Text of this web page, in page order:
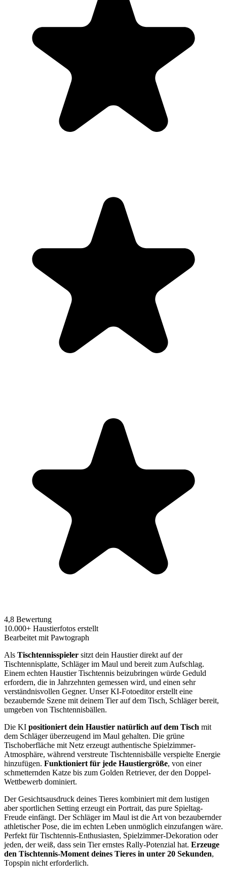
4,8 Bewertung
10.000+ Haustierfotos erstellt
Bearbeitet mit Pawtograph
Als Tischtennisspieler sitzt dein Haustier direkt auf der
Tischtennisplatte, Schläger im Maul und bereit zum Aufschlag.
Einem echten Haustier Tischtennis beizubringen würde Geduld
erfordern, die in Jahrzehnten gemessen wird, und einen sehr
verständnisvollen Gegner. Unser KI-Fotoeditor erstellt eine
bezaubernde Szene mit deinem Tier auf dem Tisch, Schläger bereit,
umgeben von Tischtennisbällen.
Die KI positioniert dein Haustier natürlich auf dem Tisch mit
dem Schläger überzeugend im Maul gehalten. Die grüne
Tischoberfläche mit Netz erzeugt authentische Spielzimmer-
Atmosphäre, während verstreute Tischtennisbälle verspielte Energie
hinzufügen. Funktioniert für jede Haustiergröße, von einer
schmetternden Katze bis zum Golden Retriever, der den Doppel-
Wettbewerb dominiert.
Der Gesichtsausdruck deines Tieres kombiniert mit dem lustigen
aber sportlichen Setting erzeugt ein Portrait, das pure Spieltag-
Freude einfängt. Der Schläger im Maul ist die Art von bezaubernder
athletischer Pose, die im echten Leben unmöglich einzufangen wäre.
Perfekt für Tischtennis-Enthusiasten, Spielzimmer-Dekoration oder
jeden, der weiß, dass sein Tier ernstes Rally-Potenzial hat. Erzeuge
den Tischtennis-Moment deines Tieres in unter 20 Sekunden,
Topspin nicht erforderlich.